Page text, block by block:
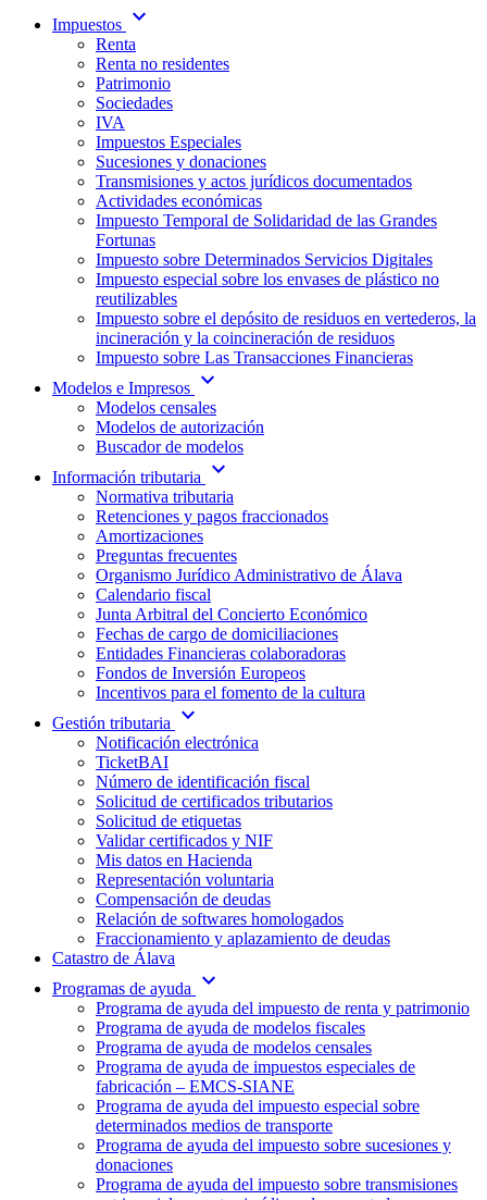
Impuestos expand_more
Renta
Renta no residentes
Patrimonio
Sociedades
IVA
Impuestos Especiales
Sucesiones y donaciones
Transmisiones y actos jurídicos documentados
Actividades económicas
Impuesto Temporal de Solidaridad de las Grandes
Fortunas
Impuesto sobre Determinados Servicios Digitales
Impuesto especial sobre los envases de plástico no
reutilizables
Impuesto sobre el depósito de residuos en vertederos, la
incineración y la coincineración de residuos
Impuesto sobre Las Transacciones Financieras
Modelos e Impresos expand_more
Modelos censales
Modelos de autorización
Buscador de modelos
Información tributaria
expand_more
Normativa tributaria
Retenciones y pagos fraccionados
Amortizaciones
Preguntas frecuentes
Organismo Jurídico Administrativo de Álava
Calendario fiscal
Junta Arbitral del Concierto Económico
Fechas de cargo de domiciliaciones
Entidades Financieras colaboradoras
Fondos de Inversión Europeos
Incentivos para el fomento de la cultura
Gestión tributaria
expand_more
Notificación electrónica
TicketBAI
Número de identificación fiscal
Solicitud de certificados tributarios
Solicitud de etiquetas
Validar certificados y NIF
Mis datos en Hacienda
Representación voluntaria
Compensación de deudas
Relación de softwares homologados
Fraccionamiento y aplazamiento de deudas
Catastro de Álava
Programas de ayuda
expand_more
Programa de ayuda del impuesto de renta y patrimonio
Programa de ayuda de modelos fiscales
Programa de ayuda de modelos censales
Programa de ayuda de impuestos especiales de
fabricación – EMCS-SIANE
Programa de ayuda del impuesto especial sobre
determinados medios de transporte
Programa de ayuda del impuesto sobre sucesiones y
donaciones
Programa de ayuda del impuesto sobre transmisiones